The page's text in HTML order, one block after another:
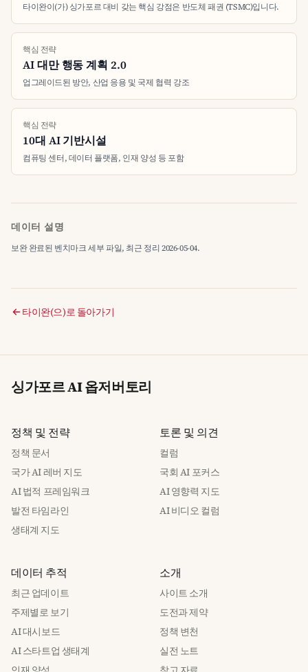
타이완이(가) 싱가포르 대비 갖는 핵심 강점은 반도체 패권 (TSMC)입니다.
핵심 전략
AI 대만 행동 계획 2.0
업그레이드된 방안, 산업 응용 및 국제 협력 강조
핵심 전략
10대 AI 기반시설
컴퓨팅 센터, 데이터 플랫폼, 인재 양성 등 포함
데이터 설명
보완 완료된 벤치마크 세부 파일, 최근 정리 2026-05-04.
타이완(으)로 돌아가기
싱가포르 AI 옵저버토리
정책 및 전략
정책 문서
국가 AI 레버 지도
AI 법적 프레임워크
발전 타임라인
생태계 지도
토론 및 의견
컬럼
국회 AI 포커스
AI 영향력 지도
AI 비디오 컬럼
데이터 추적
최근 업데이트
주제별로 보기
AI 대시보드
AI 스타트업 생태계
소개
사이트 소개
도전과 제약
정책 변천
실전 노트